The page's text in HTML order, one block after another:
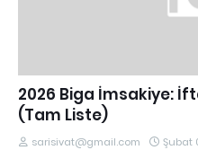
2026 Biga İmsakiye:
(Tam Liste)
sarisivat@gmail.com Şubat